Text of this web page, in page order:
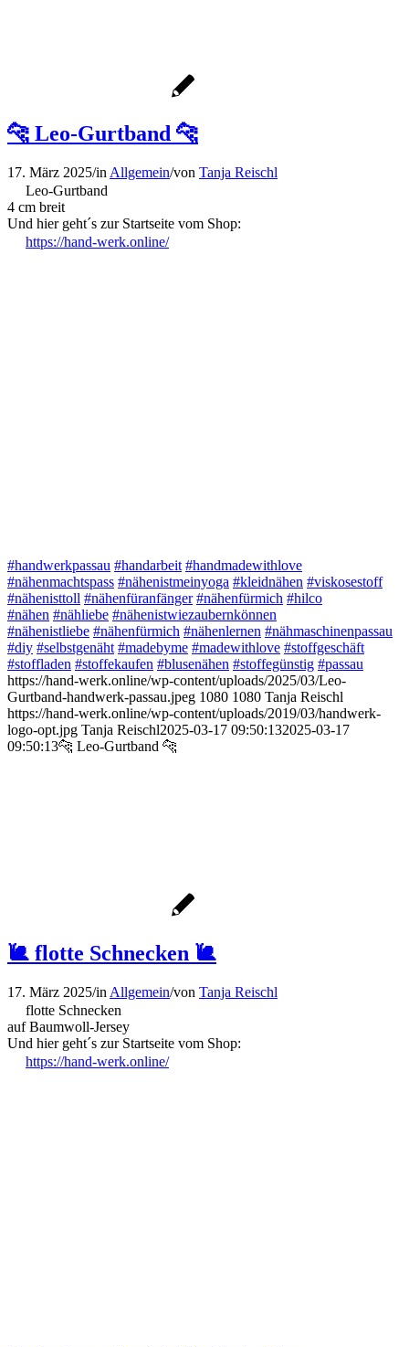
🐆 Leo-Gurtband 🐆
17. März 2025/in Allgemein/von Tanja Reischl
Leo-Gurtband
4 cm breit
Und hier geht´s zur Startseite vom Shop:
https://hand-werk.online/
#handwerkpassau #handarbeit #handmadewithlove
#nähenmachtspass #nähenistmeinyoga #kleidnähen #viskosestoff
#nähenisttoll #nähenfüranfänger #nähenfürmich #hilco
#nähen #nähliebe #nähenistwiezaubernkönnen
#nähenistliebe #nähenfürmich #nähenlernen #nähmaschinenpassau
#diy #selbstgenäht #madebyme #madewithlove #stoffgeschäft
#stoffladen #stoffekaufen #blusenähen #stoffegünstig #passau
https://hand-werk.online/wp-content/uploads/2025/03/Leo-
Gurtband-handwerk-passau.jpeg 1080 1080 Tanja Reischl
https://hand-werk.online/wp-content/uploads/2019/03/handwerk-
logo-opt.jpg Tanja Reischl2025-03-17 09:50:132025-03-17
09:50:13🐆 Leo-Gurtband 🐆
🐌 flotte Schnecken 🐌
17. März 2025/in Allgemein/von Tanja Reischl
flotte Schnecken
auf Baumwoll-Jersey
Und hier geht´s zur Startseite vom Shop:
https://hand-werk.online/